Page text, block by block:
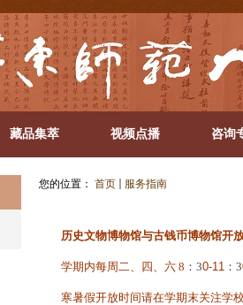
藏品集萃 视频点播 咨询
您的位置： 首页 服务指南
历史文物博物馆与古钱币博物馆开
学期内每周二、四、六 8 ：30-11 ：3
寒暑假开放时间请在学期末关注学